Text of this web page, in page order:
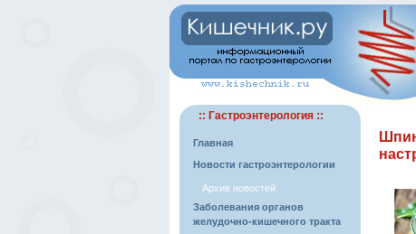
:: Гастроэнтерология ::
Главная
Новости гастроэнтерологии
Архив новостей
Заболевания органов
желудочно-кишечного тракта